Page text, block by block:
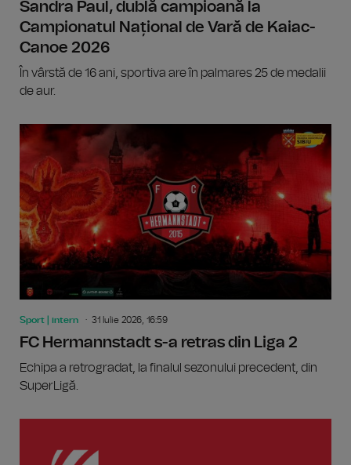
Sandra Paul, dublă campioană la
Campionatul Național de Vară de Kaiac-
Canoe 2026
În vârstă de 16 ani, sportiva are în palmares 25 de medalii
de aur.
Sport | intern 31 Iulie 2026, 16:59
FC Hermannstadt s-a retras din Liga 2
Echipa a retrogradat, la finalul sezonului precedent, din
SuperLigă.